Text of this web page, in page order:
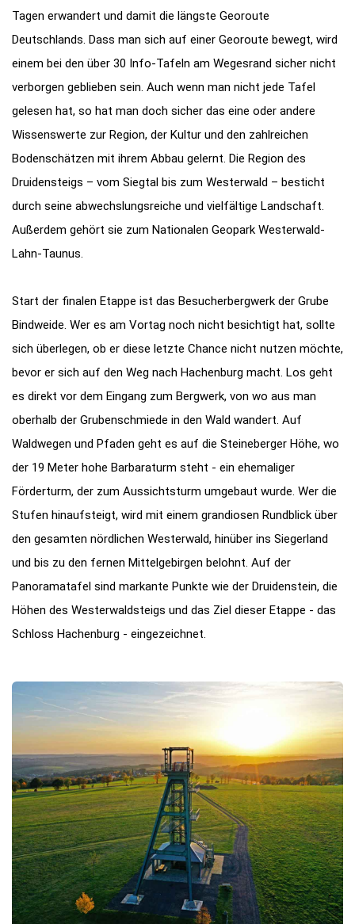
Tagen erwandert und damit die längste Georoute
Deutschlands. Dass man sich auf einer Georoute bewegt, wird
einem bei den über 30 Info-Tafeln am Wegesrand sicher nicht
verborgen geblieben sein. Auch wenn man nicht jede Tafel
gelesen hat, so hat man doch sicher das eine oder andere
Wissenswerte zur Region, der Kultur und den zahlreichen
Bodenschätzen mit ihrem Abbau gelernt. Die Region des
Druidensteigs – vom Siegtal bis zum Westerwald – besticht
durch seine abwechslungsreiche und vielfältige Landschaft.
Außerdem gehört sie zum Nationalen Geopark Westerwald-
Lahn-Taunus.
Start der finalen Etappe ist das Besucherbergwerk der Grube
Bindweide. Wer es am Vortag noch nicht besichtigt hat, sollte
sich überlegen, ob er diese letzte Chance nicht nutzen möchte,
bevor er sich auf den Weg nach Hachenburg macht. Los geht
es direkt vor dem Eingang zum Bergwerk, von wo aus man
oberhalb der Grubenschmiede in den Wald wandert. Auf
Waldwegen und Pfaden geht es auf die Steineberger Höhe, wo
der 19 Meter hohe Barbaraturm steht - ein ehemaliger
Förderturm, der zum Aussichtsturm umgebaut wurde. Wer die
Stufen hinaufsteigt, wird mit einem grandiosen Rundblick über
den gesamten nördlichen Westerwald, hinüber ins Siegerland
und bis zu den fernen Mittelgebirgen belohnt. Auf der
Panoramatafel sind markante Punkte wie der Druidenstein, die
Höhen des Westerwaldsteigs und das Ziel dieser Etappe - das
Schloss Hachenburg - eingezeichnet.